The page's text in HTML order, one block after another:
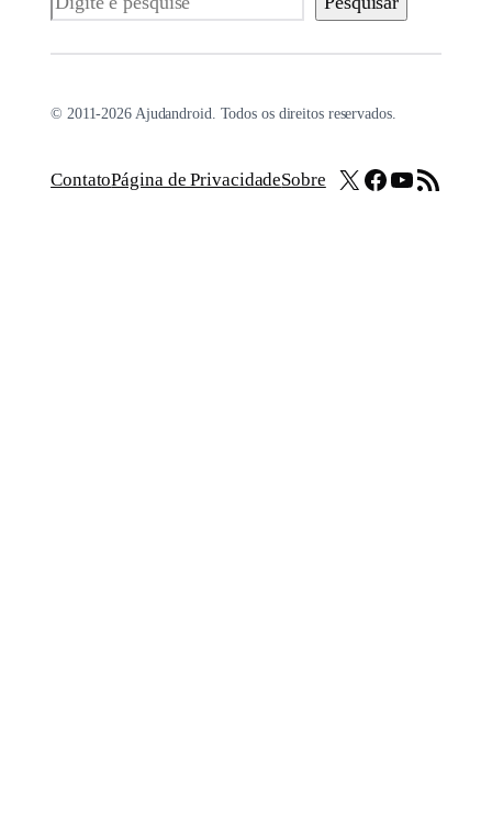
© 2011-2026 Ajudandroid. Todos os direitos reservados.
ContatoPágina de PrivacidadeSobre X Facebook
Youtube
Feed RSS